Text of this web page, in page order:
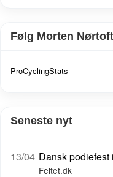
Følg Morten Nørtoft
ProCyclingStats
Seneste nyt
13/04 Dansk podiefest
Feltet.dk